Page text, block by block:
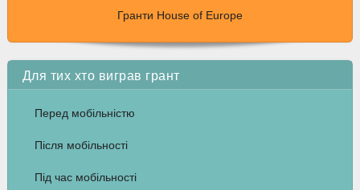
Гранти House of Europe
Для тих хто виграв грант
Перед мобільністю
Після мобільності
Під час мобільності